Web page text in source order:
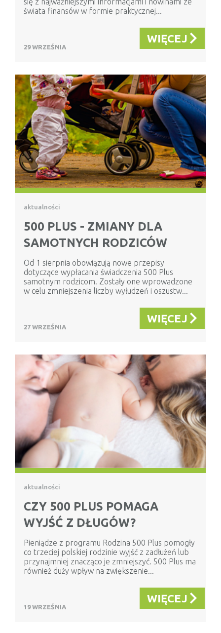
świata finansów w formie praktycznej...
29 WRZEŚNIA
WIĘCEJ
aktualności
500 PLUS - ZMIANY DLA
SAMOTNYCH RODZICÓW
Od 1 sierpnia obowiązują nowe przepisy
dotyczące wypłacania świadczenia 500 Plus
samotnym rodzicom. Zostały one wprowadzone
w celu zmniejszenia liczby wyłudzeń i oszustw...
27 WRZEŚNIA
WIĘCEJ
aktualności
CZY 500 PLUS POMAGA
WYJŚĆ Z DŁUGÓW?
Pieniądze z programu Rodzina 500 Plus pomogły
co trzeciej polskiej rodzinie wyjść z zadłużeń lub
przynajmniej znacząco je zmniejszyć. 500 Plus ma
również duży wpływ na zwiększenie...
19 WRZEŚNIA
WIĘCEJ